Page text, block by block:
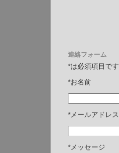
連絡フォーム
*は必須項目です
*お名前
*メールアドレス
*メッセージ